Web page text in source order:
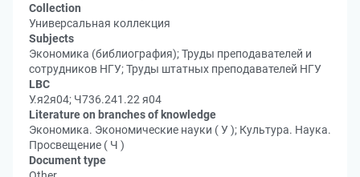
Collection
Универсальная коллекция
Subjects
Экономика (библиография); Труды преподавателей и
сотрудников НГУ; Труды штатных преподавателей НГУ
LBC
У.я2я04; Ч736.241.22 я04
Literature on branches of knowledge
Экономика. Экономические науки ( У ); Культура. Наука.
Просвещение ( Ч )
Document type